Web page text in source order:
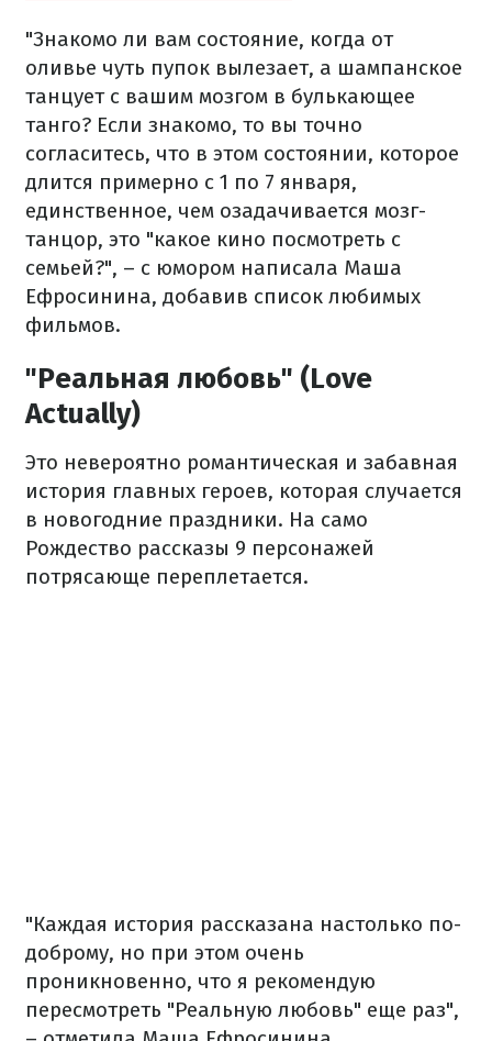
"Знакомо ли вам состояние, когда от
оливье чуть пупок вылезает, а шампанское
танцует с вашим мозгом в булькающее
танго? Если знакомо, то вы точно
согласитесь, что в этом состоянии, которое
длится примерно с 1 по 7 января,
единственное, чем озадачивается мозг-
танцор, это "какое кино посмотреть с
семьей?", – с юмором написала Маша
Ефросинина, добавив список любимых
фильмов.
"Реальная любовь" (Love
Actually)
Это невероятно романтическая и забавная
история главных героев, которая случается
в новогодние праздники. На само
Рождество рассказы 9 персонажей
потрясающе переплетается.
"Каждая история рассказана настолько по-
доброму, но при этом очень
проникновенно, что я рекомендую
пересмотреть "Реальную любовь" еще раз",